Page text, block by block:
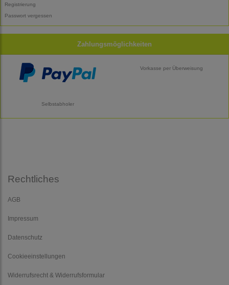
Registrierung
Passwort vergessen
Zahlungsmöglichkeiten
Vorkasse per Überweisung
Selbstabholer
Rechtliches
AGB
Impressum
Datenschutz
Cookieeinstellungen
Widerrufsrecht & Widerrufsformular